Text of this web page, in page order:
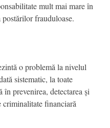
mult mai mare în
frauduloase.
o problemă la nivelul
sistematic, la toate
prevenirea, detectarea și
criminalitate financiară